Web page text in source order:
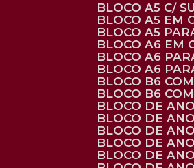
BLOCO A5 C/
BLOCO A5 EM
BLOCO A5
BLOCO A6
BLOCO A6
BLOCO A6
BLOCO B6
BLOCO B6
BLOCO DE
BLOCO DE
BLOCO DE
BLOCO DE
BLOCO DE